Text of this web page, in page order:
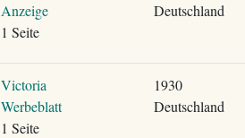
Anzeige
1 Seite
Deutschland
Victoria
Werbeblatt
1 Seite
1930
Deutschland